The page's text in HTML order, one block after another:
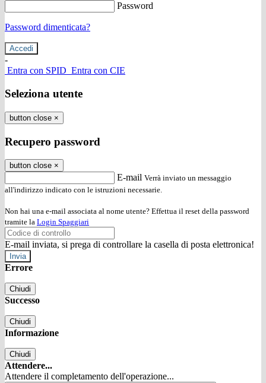
Password
Password dimenticata?
-
Entra con SPID Entra con CIE
Seleziona utente
button close ×
Recupero password
button close ×
E-mail Verrà inviato un messaggio
all'indirizzo indicato con le istruzioni necessarie.
Non hai una e-mail associata al nome utente? Effettua il reset della password
tramite la Login Spaggiari
E-mail inviata, si prega di controllare la casella di posta elettronica!
Errore
Chiudi
Successo
Chiudi
Informazione
Chiudi
Attendere...
Attendere il completamento dell'operazione...